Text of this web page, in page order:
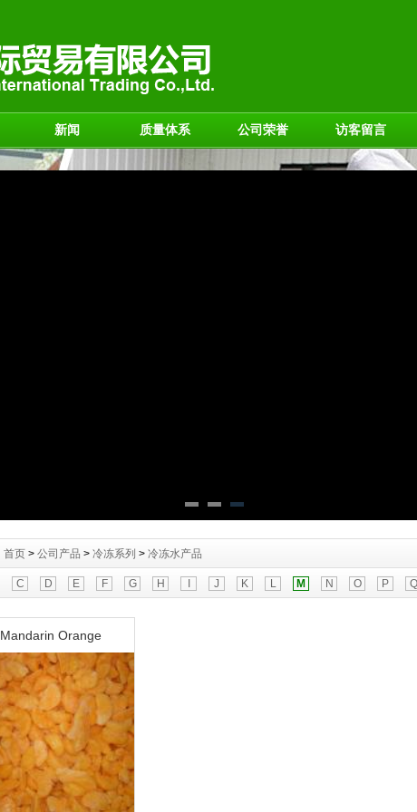
新闻 质量体系 公司荣誉 访客留言
首页 > 公司产品 > 冷冻系列 > 冷冻水产品
C D E F G H J K L M N O P Q
Mandarin Orange